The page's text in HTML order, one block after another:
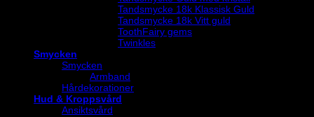
Tandsmycke 18k Klassisk Guld
Tandsmycke 18k Vitt guld
ToothFairy gems
Twinkles
Smycken
Smycken
Armband
Hårdekorationer
Hud & Kroppsvård
Ansiktsvård